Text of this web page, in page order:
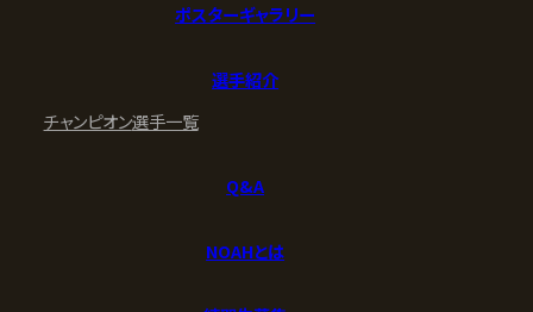
ポスターギャラリー
選手紹介
チャンピオン選手一覧
Q&A
NOAHとは